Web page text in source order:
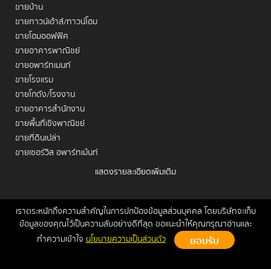
เราตระหนักถึงความสำคัญในการปกป้องข้อมูลส่วนบุคคล โดยบริษัทจะเก็บ
ข้อมูลของคุณไว้เป็นความลับอย่างดีที่สุด ขอแนะนำให้คุณกรุณาอ่านและ
ทำความเข้าใจนโยบายความเป็นส่วนตัว
ขายบ้าน
ขายทาวน์เฮ้าส์/ทาวน์โฮม
ขายโฮมออฟฟิศ
ขายอาคารพาณิชย์
ขายอพาร์ทเมนท์
ขายโรงแรม
ขายโกดัง/โรงงาน
ขายอาคารสำนักงาน
ขายพื้นที่เชิงพาณิชย์
ขายที่ดินเปล่า
ขายเซอร์วิส อพาร์ทเม้นท์
เช่าบ้าน
เช่าทาวน์เฮ้าส์/ทาวน์โฮม
เช่าโฮมออฟฟิศ
เช่าอาคารพาณิชย์
แสดงรายละเอียดเพิ่มเติม
หน้าหลัก ขาย เช่า ฝากขาย/เช่า ข่าวสาร ติดต่อเรา
Site
Map
Copyrights © 2026, Connex Property